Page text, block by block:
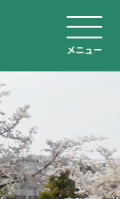
メニュー